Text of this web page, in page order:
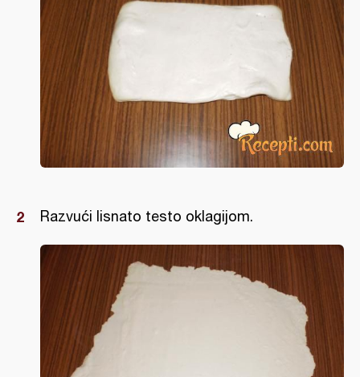
Razvući lisnato testo oklagijom.